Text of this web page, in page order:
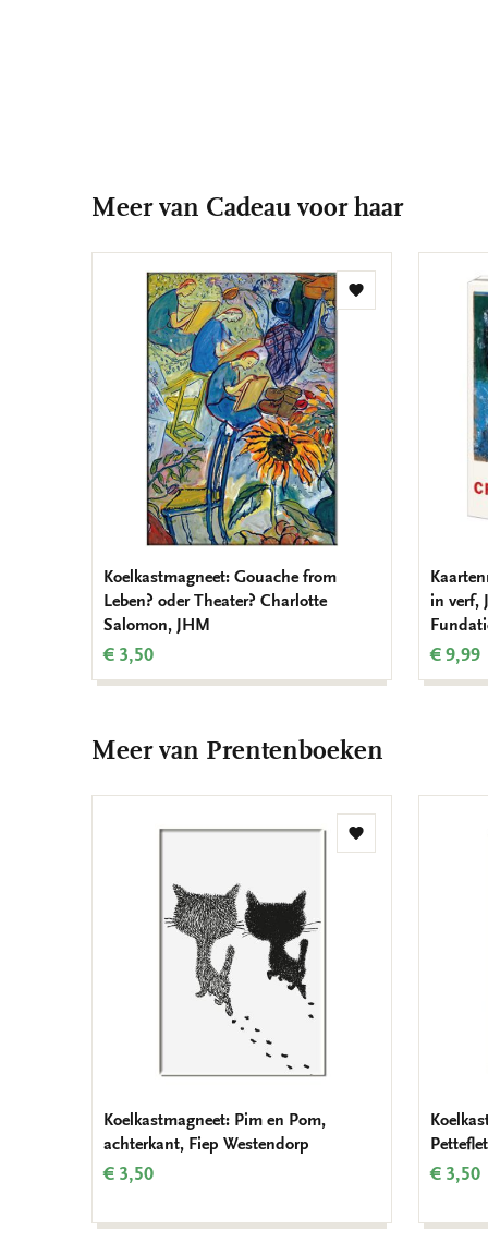
Meer van Cadeau voor haar
Toevoegen
Koelkastmagneet: Gouache from
Leben? oder Theater? Charlotte
Salomon, JHM
€ 3,50
in verf,
€ 9,99
Meer van Prentenboeken
Toevoegen
Koelkastmagneet: Pim en Pom,
achterkant, Fiep Westendorp
€ 3,50 € 3,50